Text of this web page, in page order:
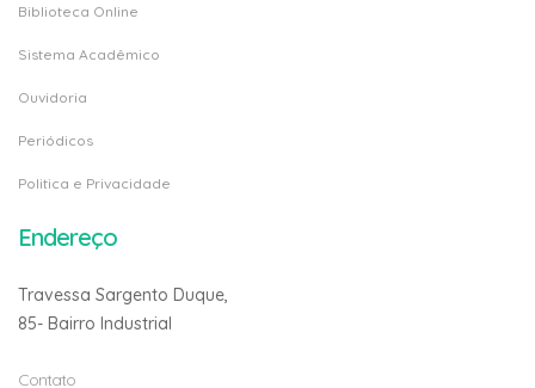
Biblioteca Online
Sistema Acadêmico
Ouvidoria
Periódicos
Politica e Privacidade
Endereço
Travessa Sargento Duque,
85- Bairro Industrial
Contato